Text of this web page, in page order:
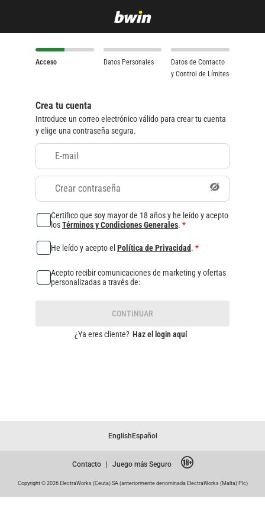
Acceso Datos Personales
Datos de Contacto
y Control de Límites
Crea tu cuenta
Introduce un correo electrónico válido para crear tu cuenta
y elige una contraseña segura.
E-mail
Crear contraseña
Certifico que soy mayor de 18 años y he leído y acepto
losTérminos y Condiciones Generales. *
He leído y acepto el Política de Privacidad. *
Acepto recibir comunicaciones de marketing y ofertas
personalizadas a través de:
CONTINUAR
¿Ya eres cliente? Haz el login aquí
English Español
Contacto Juego más Seguro
Copyright © 2026 ElectraWorks (Ceuta) SA (anteriormente denominada ElectraWorks (Malta) Plc)